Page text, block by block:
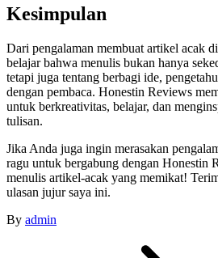
Kesimpulan
Dari pengalaman membuat artikel acak
belajar bahwa menulis bukan hanya
tetapi juga tentang berbagi ide,
dengan pembaca. Honestin Reviews
untuk berkreativitas, belajar, dan
tulisan.
Jika Anda juga ingin merasakan
ragu untuk bergabung dengan Honestin
menulis artikel-acak yang memikat!
ulasan jujur saya ini.
By admin